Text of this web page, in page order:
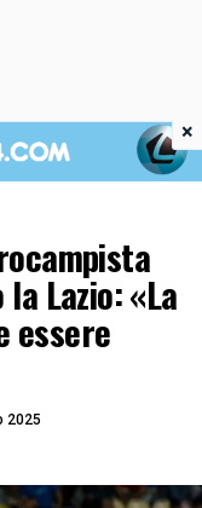
Lazio: «La
essere
2025
×